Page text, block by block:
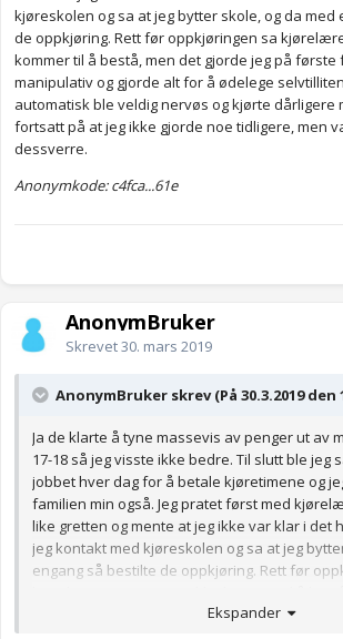
kjøreskolen og sa at jeg bytter skole, og da med
de oppkjøring. Rett før oppkjøringen sa
kommer til å bestå, men det gjorde jeg på første
manipulativ og gjorde alt for å ødelege
automatisk ble veldig nervøs og kjørte dårligere
fortsatt på at jeg ikke gjorde noe tidligere, men
dessverre.
Anonymkode: c4fca...61e
AnonymBruker
Skrevet30. mars 2019
AnonymBruker skrev (På 30.3.2019 den
Ja de klarte å tyne massevis av penger ut av
17-18 så jeg visste ikke bedre. Til slutt ble jeg
jobbet hver dag for å betale kjøretimene og
familien min også. Jeg pratet først med
like gretten og mente at jeg ikke var klar i det
jeg kontakt med kjøreskolen og sa at jeg
engang så bestilte de oppkjøring. Rett før
jeg på første forsøk. Han var så manipulativ
Ekspander